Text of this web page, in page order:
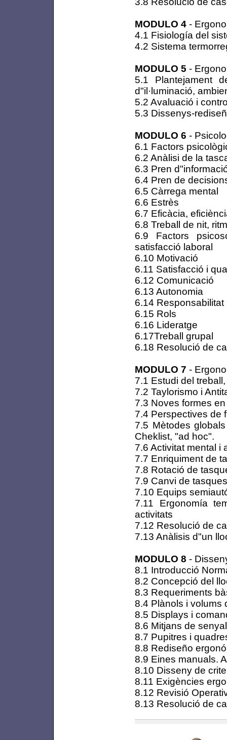
MODULO 4 -
4.1 Fisiología del
4.2 Sistema
MODULO 5 -
5.1 Plantejament
d"il·luminació,
5.2 Avaluació i
5.3 Dissenys-
MODULO 6 -
6.1 Factors
6.2 Anàlisi de la
6.3 Pren
6.4 Pren de
6.5 Càrrega mental
6.6 Estrès
6.7 Eficàcia,
6.8 Treball de nit,
6.9 Factors
satisfacció laboral
6.10 Motivació
6.11 Satisfacció i
6.12 Comunicació
6.13 Autonomia
6.14 Responsabilitat
6.15 Rols
6.16 Lideratge
6.17Treball grupal
6.18 Resolució de
MODULO 7 -
7.1 Estudi del
7.2 Taylorismo i
7.3 Noves formes
7.4 Perspectives de
7.5 Mètodes
Cheklist, "ad hoc".
7.6 Activitat mental i
7.7 Enriquiment de
7.8 Rotació de
7.9 Canvi de tasques
7.10 Equips
7.11 Ergonomía
activitats
7.12 Resolució de
7.13 Anàlisis d"un
MODULO 8 -
8.1 Introducció
8.2 Concepció del
8.3 Requeriments
8.4 Plànols i volums
8.5 Displays i
8.6 Mitjans de
8.7 Pupitres i
8.8 Rediseño
8.9 Eines manuals.
8.10 Disseny de
8.11 Exigències
8.12 Revisió
8.13 Resolució de